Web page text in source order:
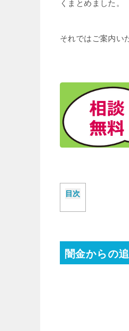
くまとめました。
それではご案内い
目次
闇金からの